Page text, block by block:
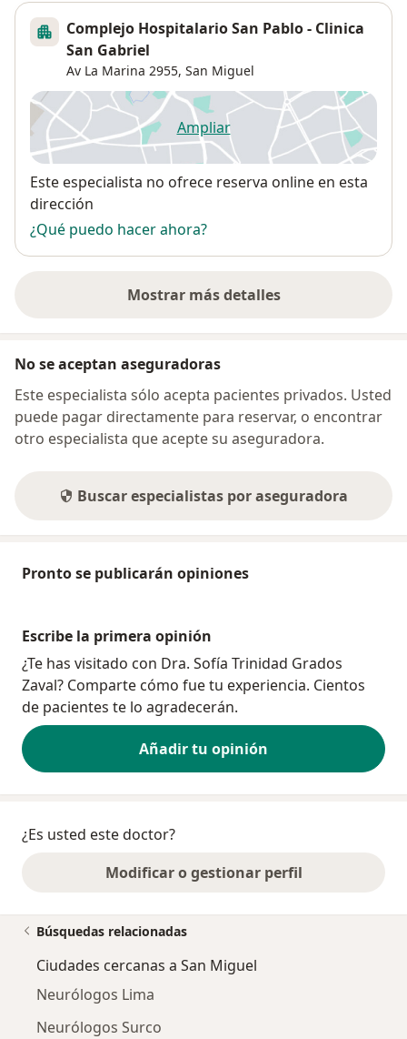
Complejo Hospitalario San Pablo - Clinica
San Gabriel
Av La Marina 2955, San Miguel
Ampliarse abre en una nueva
Disponibilidad
Este especialista no ofrece reserva online en esta
dirección
¿Qué puedo hacer ahora?
Mostrar más detalles
sobre la dirección
No se aceptan aseguradoras
Este especialista sólo acepta pacientes privados. Usted
puede pagar directamente para reservar, o encontrar
otro especialista que acepte su aseguradora.
Buscar especialistas por aseguradora
Pronto se publicarán opiniones
Escribe la primera opinión
¿Te has visitado con Dra. Sofía Trinidad Grados
Zaval? Comparte cómo fue tu experiencia. Cientos
de pacientes te lo agradecerán.
Añadir tu opinión
¿Es usted este doctor?
Modificar o gestionar perfil
Búsquedas relacionadas
Ciudades cercanas a San Miguel
Neurólogos Lima
Neurólogos Surco